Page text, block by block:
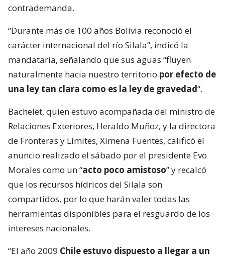
contrademanda.
“Durante más de 100 años Bolivia reconoció el
carácter internacional del río Silala”, indicó la
mandataria, señalando que sus aguas “fluyen
naturalmente hacia nuestro territorio por efecto de
una ley tan clara como es la ley de gravedad“.
Bachelet, quien estuvo acompañada del ministro de
Relaciones Exteriores, Heraldo Muñoz, y la directora
de Fronteras y Límites, Ximena Fuentes, calificó el
anuncio realizado el sábado por el presidente Evo
Morales como un “acto poco amistoso” y recalcó
que los recursos hídricos del Silala son
compartidos, por lo que harán valer todas las
herramientas disponibles para el resguardo de los
intereses nacionales.
“El año 2009 Chile estuvo dispuesto a llegar a un